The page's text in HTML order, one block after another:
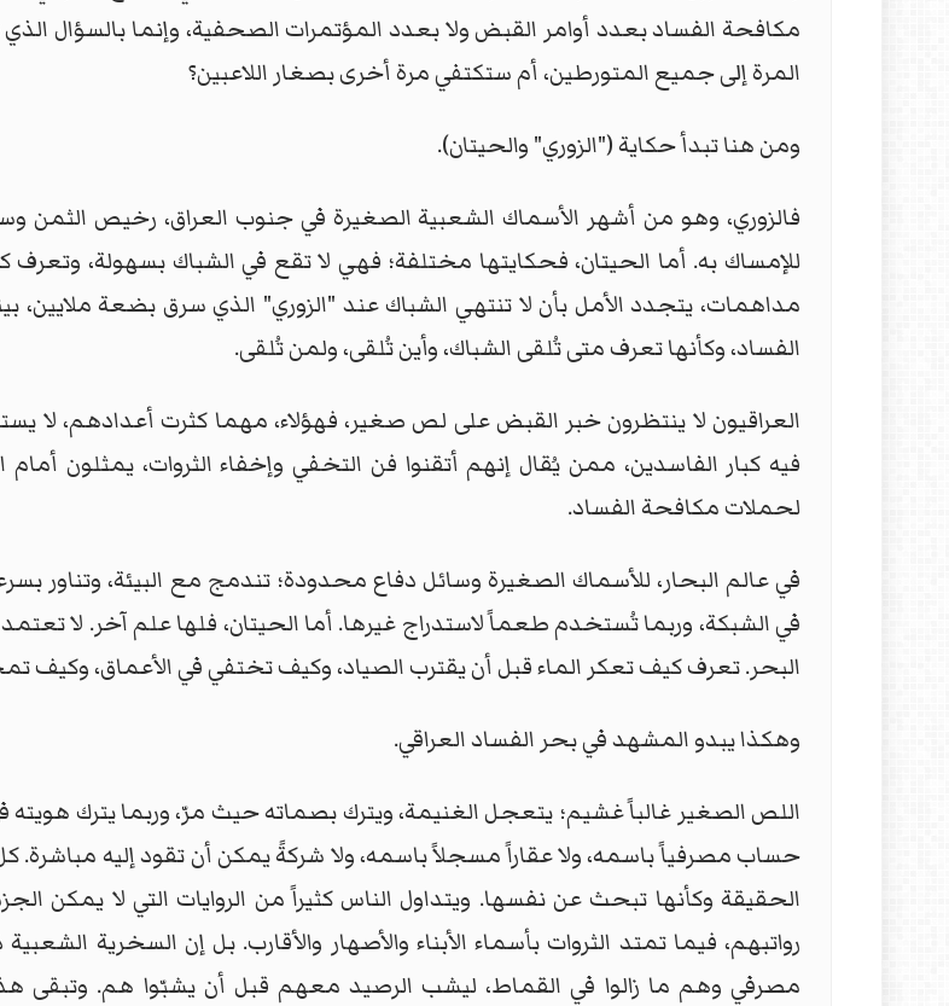
مكافحة الفساد بعدد أوامر القبض ولا بعدد المؤتمرات الصحفية، وإنما بالسؤال
المرة إلى جميع المتورطين، أم ستكتفي مرة أخرى بصغار اللاعبين؟
ومن هنا تبدأ حكاية ("الزوري" والحيتان).
فالزوري، وهو من أشهر الأسماك الشعبية الصغيرة في جنوب العراق، رخيص الثمن
للإمساك به. أما الحيتان، فحكايتها مختلفة؛ فهي لا تقع في الشباك بسهولة،
مداهمات، يتجدد الأمل بأن لا تنتهي الشباك عند "الزوري" الذي سرق بضعة ملايين،
الفساد، وكأنها تعرف متى تُلقى الشباك، وأين تُلقى، ولمن تُلقى.
العراقيون لا ينتظرون خبر القبض على لص صغير، فهؤلاء، مهما كثرت أعدادهم، لا
فيه كبار الفاسدين، ممن يُقال إنهم أتقنوا فن التخفي وإخفاء الثروات، يمثلون
لحملات مكافحة الفساد.
في عالم البحار، للأسماك الصغيرة وسائل دفاع محدودة؛ تندمج مع البيئة، وتناور
في الشبكة، وربما تُستخدم طعماً لاستدراج غيرها. أما الحيتان، فلها علم آخر. لا
البحر. تعرف كيف تعكر الماء قبل أن يقترب الصياد، وكيف تختفي في الأعماق، وكيف
وهكذا يبدو المشهد في بحر الفساد العراقي.
اللص الصغير غالباً غشيم؛ يتعجل الغنيمة، ويترك بصماته حيث مرّ، وربما يترك هويته
حساب مصرفياً باسمه، ولا عقاراً مسجلاً باسمه، ولا شركةً يمكن أن تقود إليه مباشرة.
الحقيقة وكأنها تبحث عن نفسها. ويتداول الناس كثيراً من الروايات التي لا يمكن
رواتبهم، فيما تمتد الثروات بأسماء الأبناء والأصهار والأقارب. بل إن السخرية
مصرفي وهم ما زالوا في القماط، ليشب الرصيد معهم قبل أن يشبّوا هم. وتبقى هذه